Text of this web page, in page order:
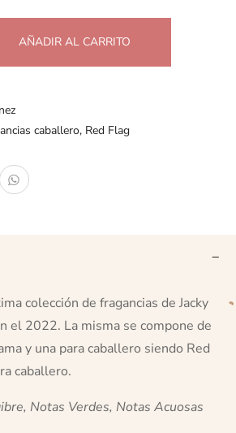
AÑADIR AL CARRITO
caballero, Red Flag
colección de fragancias de Jacky
el 2022. La misma se compone de
y una para caballero siendo Red
caballero.
Notas Verdes, Notas Acuosas